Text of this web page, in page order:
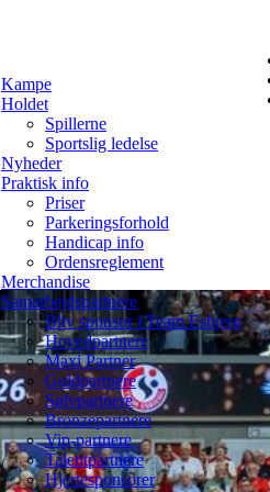
Kampe
Holdet
Spillerne
Sportslig ledelse
Nyheder
Praktisk info
Priser
Parkeringsforhold
Handicap info
Ordensreglement
Merchandise
Samarbejdspartnere
Bliv sponsor i Team Esbjerg
Hovedpartnere
Maxi Partner
Guldpartnere
Sølvpartnere
Bronzepartnere
Vip-partnere
Talentpartnere
Hjertesponsorer